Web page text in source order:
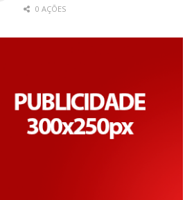
0 AÇÕES